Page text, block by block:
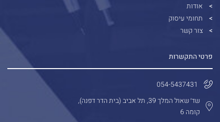
אודות
תחומי עיסוק
צור קשר
פרטי התקשרות
054-5437431
שד׳ שאול המלך 39, תל אביב (בית הדר דפנה),
קומה 6